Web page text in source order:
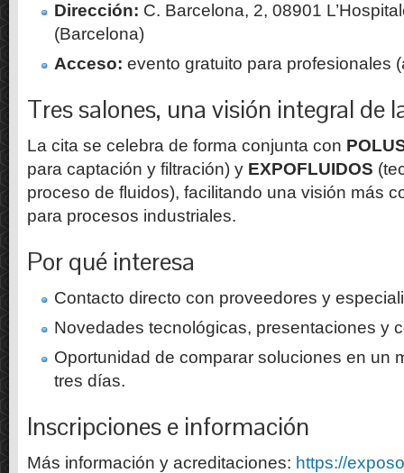
Dirección: C. Barcelona, 2, 08901
(Barcelona)
Acceso: evento gratuito para profesionales
Tres salones, una visión integral de
La cita se celebra de forma conjunta con
para captación y filtración) y EXPOFLUIDOS
proceso de fluidos), facilitando una visión más
para procesos industriales.
Por qué interesa
Contacto directo con proveedores y
Novedades tecnológicas, presentaciones y
Oportunidad de comparar soluciones en un
tres días.
Inscripciones e información
Más información y acreditaciones: https://